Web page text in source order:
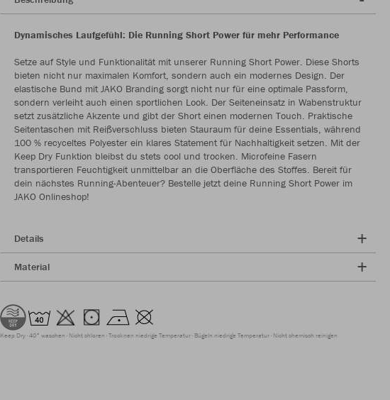
Dynamisches Laufgefühl: Die Running Short Power für mehr Performance
Setze auf Style und Funktionalität mit unserer Running Short Power. Diese Shorts
bieten nicht nur maximalen Komfort, sondern auch ein modernes Design. Der
elastische Bund mit JAKO Branding sorgt nicht nur für eine optimale Passform,
sondern verleiht auch einen sportlichen Look. Der Seiteneinsatz in Wabenstruktur
setzt zusätzliche Akzente und gibt der Short einen modernen Touch. Praktische
Seitentaschen mit Reißverschluss bieten Stauraum für deine Essentials, während
100 % recyceltes Polyester ein klares Statement für Nachhaltigkeit setzen. Mit der
Keep Dry Funktion bleibst du stets cool und trocken. Microfeine Fasern
transportieren Feuchtigkeit unmittelbar an die Oberfläche des Stoffes. Bereit für
dein nächstes Running-Abenteuer? Bestelle jetzt deine Running Short Power im
JAKO Onlineshop!
Details
Material
Keep Dry 40° waschen Nicht chloren Trocknen niedrige Temperatur Bügeln niedrige Temperatur Nicht chemisch reinigen